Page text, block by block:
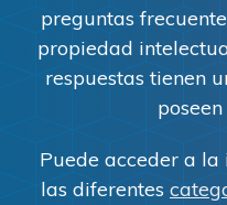
preguntas
propiedad
respuestas tienen
Puede acceder a
las diferentes